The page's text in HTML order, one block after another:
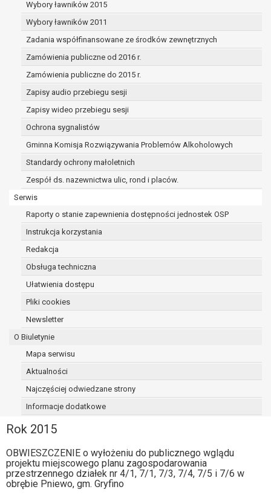
Wybory ławników 2015
Wybory ławników 2011
Zadania współfinansowane ze środków zewnętrznych
Zamówienia publiczne od 2016 r.
Zamówienia publiczne do 2015 r.
Zapisy audio przebiegu sesji
Zapisy wideo przebiegu sesji
Ochrona sygnalistów
Gminna Komisja Rozwiązywania Problemów Alkoholowych
Standardy ochrony małoletnich
Zespół ds. nazewnictwa ulic, rond i placów.
Serwis
Raporty o stanie zapewnienia dostępności jednostek OSP
Instrukcja korzystania
Redakcja
Obsługa techniczna
Ułatwienia dostępu
Pliki cookies
Newsletter
O Biuletynie
Mapa serwisu
Aktualności
Najczęściej odwiedzane strony
Informacje dodatkowe
Rok 2015
OBWIESZCZENIE o wyłożeniu do publicznego wglądu
projektu miejscowego planu zagospodarowania
przestrzennego działek nr 4/1, 7/1, 7/3, 7/4, 7/5 i 7/6 w
obrębie Pniewo, gm. Gryfino
celu wywiązania się z obowiązku
wynikającego z przepisów prawa;
prawo do żądania ograniczenia
przetwarzania danych osobowych na
podstawie art. 18 RODO, w przypadku gdy:
osoba, której dane dotyczą
kwestionuje prawidłowość danych
osobowych – na okres pozwalający
administratorowi sprawdzić
prawidłowość tych danych,
przetwarzanie danych jest niezgodne
z prawem, a osoba, której dane
dotyczą, sprzeciwia się usunięciu
danych, żądając w zamian ich
administrator nie potrzebuje już
danych dla swoich celów, ale osoba,
której dane dotyczą, potrzebuje ich do
roszczeń,
sprzeciw wobec przetwarzania
prawo do przenoszenia danych na
łącznie spełnione są następujące przesłanki:
przetwarzanie danych odbywa się na
podstawie umowy zawartej z osobą,
przetwarzanie odbywa się w sposób
zautomatyzowany;
prawo sprzeciwu wobec przetwarzania